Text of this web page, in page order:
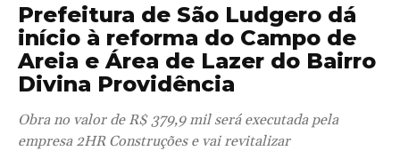
Prefeitura de São Ludgero dá
início à reforma do Campo de
Areia e Área de Lazer do Bairro
Divina Providência
Obra no valor de R$ 379,9 mil será executada pela
empresa 2HR Construções e vai revitalizar